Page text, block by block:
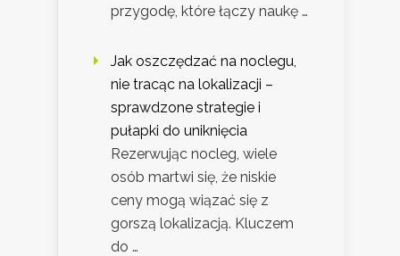
przygodę, które łączy naukę …
Jak oszczędzać na noclegu,
nie tracąc na lokalizacji –
sprawdzone strategie i
pułapki do uniknięcia
Rezerwując nocleg, wiele
osób martwi się, że niskie
ceny mogą wiązać się z
gorszą lokalizacją. Kluczem
do …